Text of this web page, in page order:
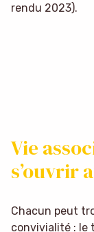
rendu 2023).
Vie
s’ouvrir
Chacun peut
convivialité : le